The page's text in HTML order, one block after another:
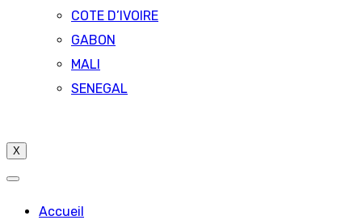
COTE D’IVOIRE
GABON
MALI
SENEGAL
X
Accueil